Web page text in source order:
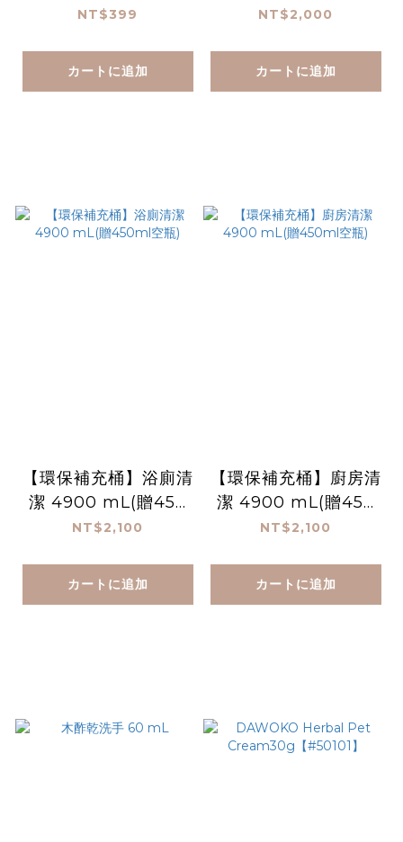
狗通用）【#51504】
NT$399
カートに追加
ml空瓶)
NT$2,000
カートに追加
【環保補充桶】浴廁清
潔 4900 mL(贈450
ml空瓶)
NT$2,100
カートに追加
【環保補充桶】廚房清
潔 4900 mL(贈450
ml空瓶)
NT$2,100
カートに追加